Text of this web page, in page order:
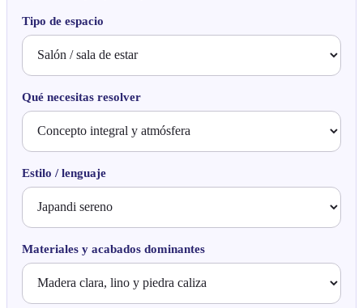
Tipo de espacio
Qué necesitas resolver
Estilo / lenguaje
Materiales y acabados dominantes